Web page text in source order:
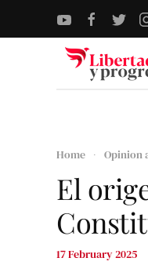
Skip to main content
Home Opinion
El
17 February 2025